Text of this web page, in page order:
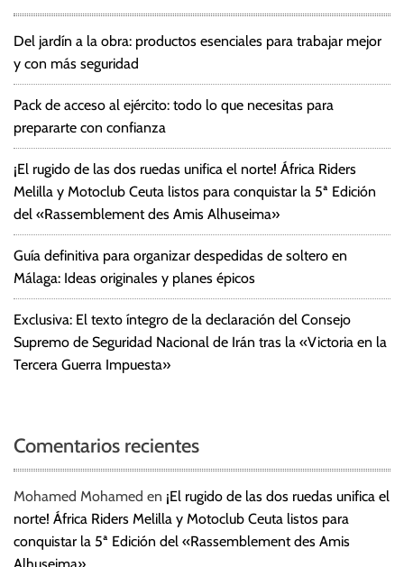
Del jardín a la obra: productos esenciales para trabajar mejor
y con más seguridad
Pack de acceso al ejército: todo lo que necesitas para
prepararte con confianza
¡El rugido de las dos ruedas unifica el norte! África Riders
Melilla y Motoclub Ceuta listos para conquistar la 5ª Edición
del «Rassemblement des Amis Alhuseima»
Guía definitiva para organizar despedidas de soltero en
Málaga: Ideas originales y planes épicos
Exclusiva: El texto íntegro de la declaración del Consejo
Supremo de Seguridad Nacional de Irán tras la «Victoria en la
Tercera Guerra Impuesta»
Comentarios recientes
Mohamed Mohamed en ¡El rugido de las dos ruedas unifica el
norte! África Riders Melilla y Motoclub Ceuta listos para
conquistar la 5ª Edición del «Rassemblement des Amis